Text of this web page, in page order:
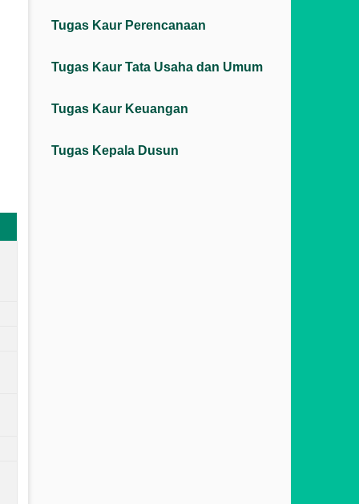
Tugas Kaur Perencanaan
Tugas Kaur Tata Usaha dan Umum
Tugas Kaur Keuangan
Tugas Kepala Dusun